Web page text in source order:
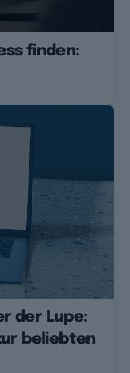
finden:
der Lupe:
beliebten